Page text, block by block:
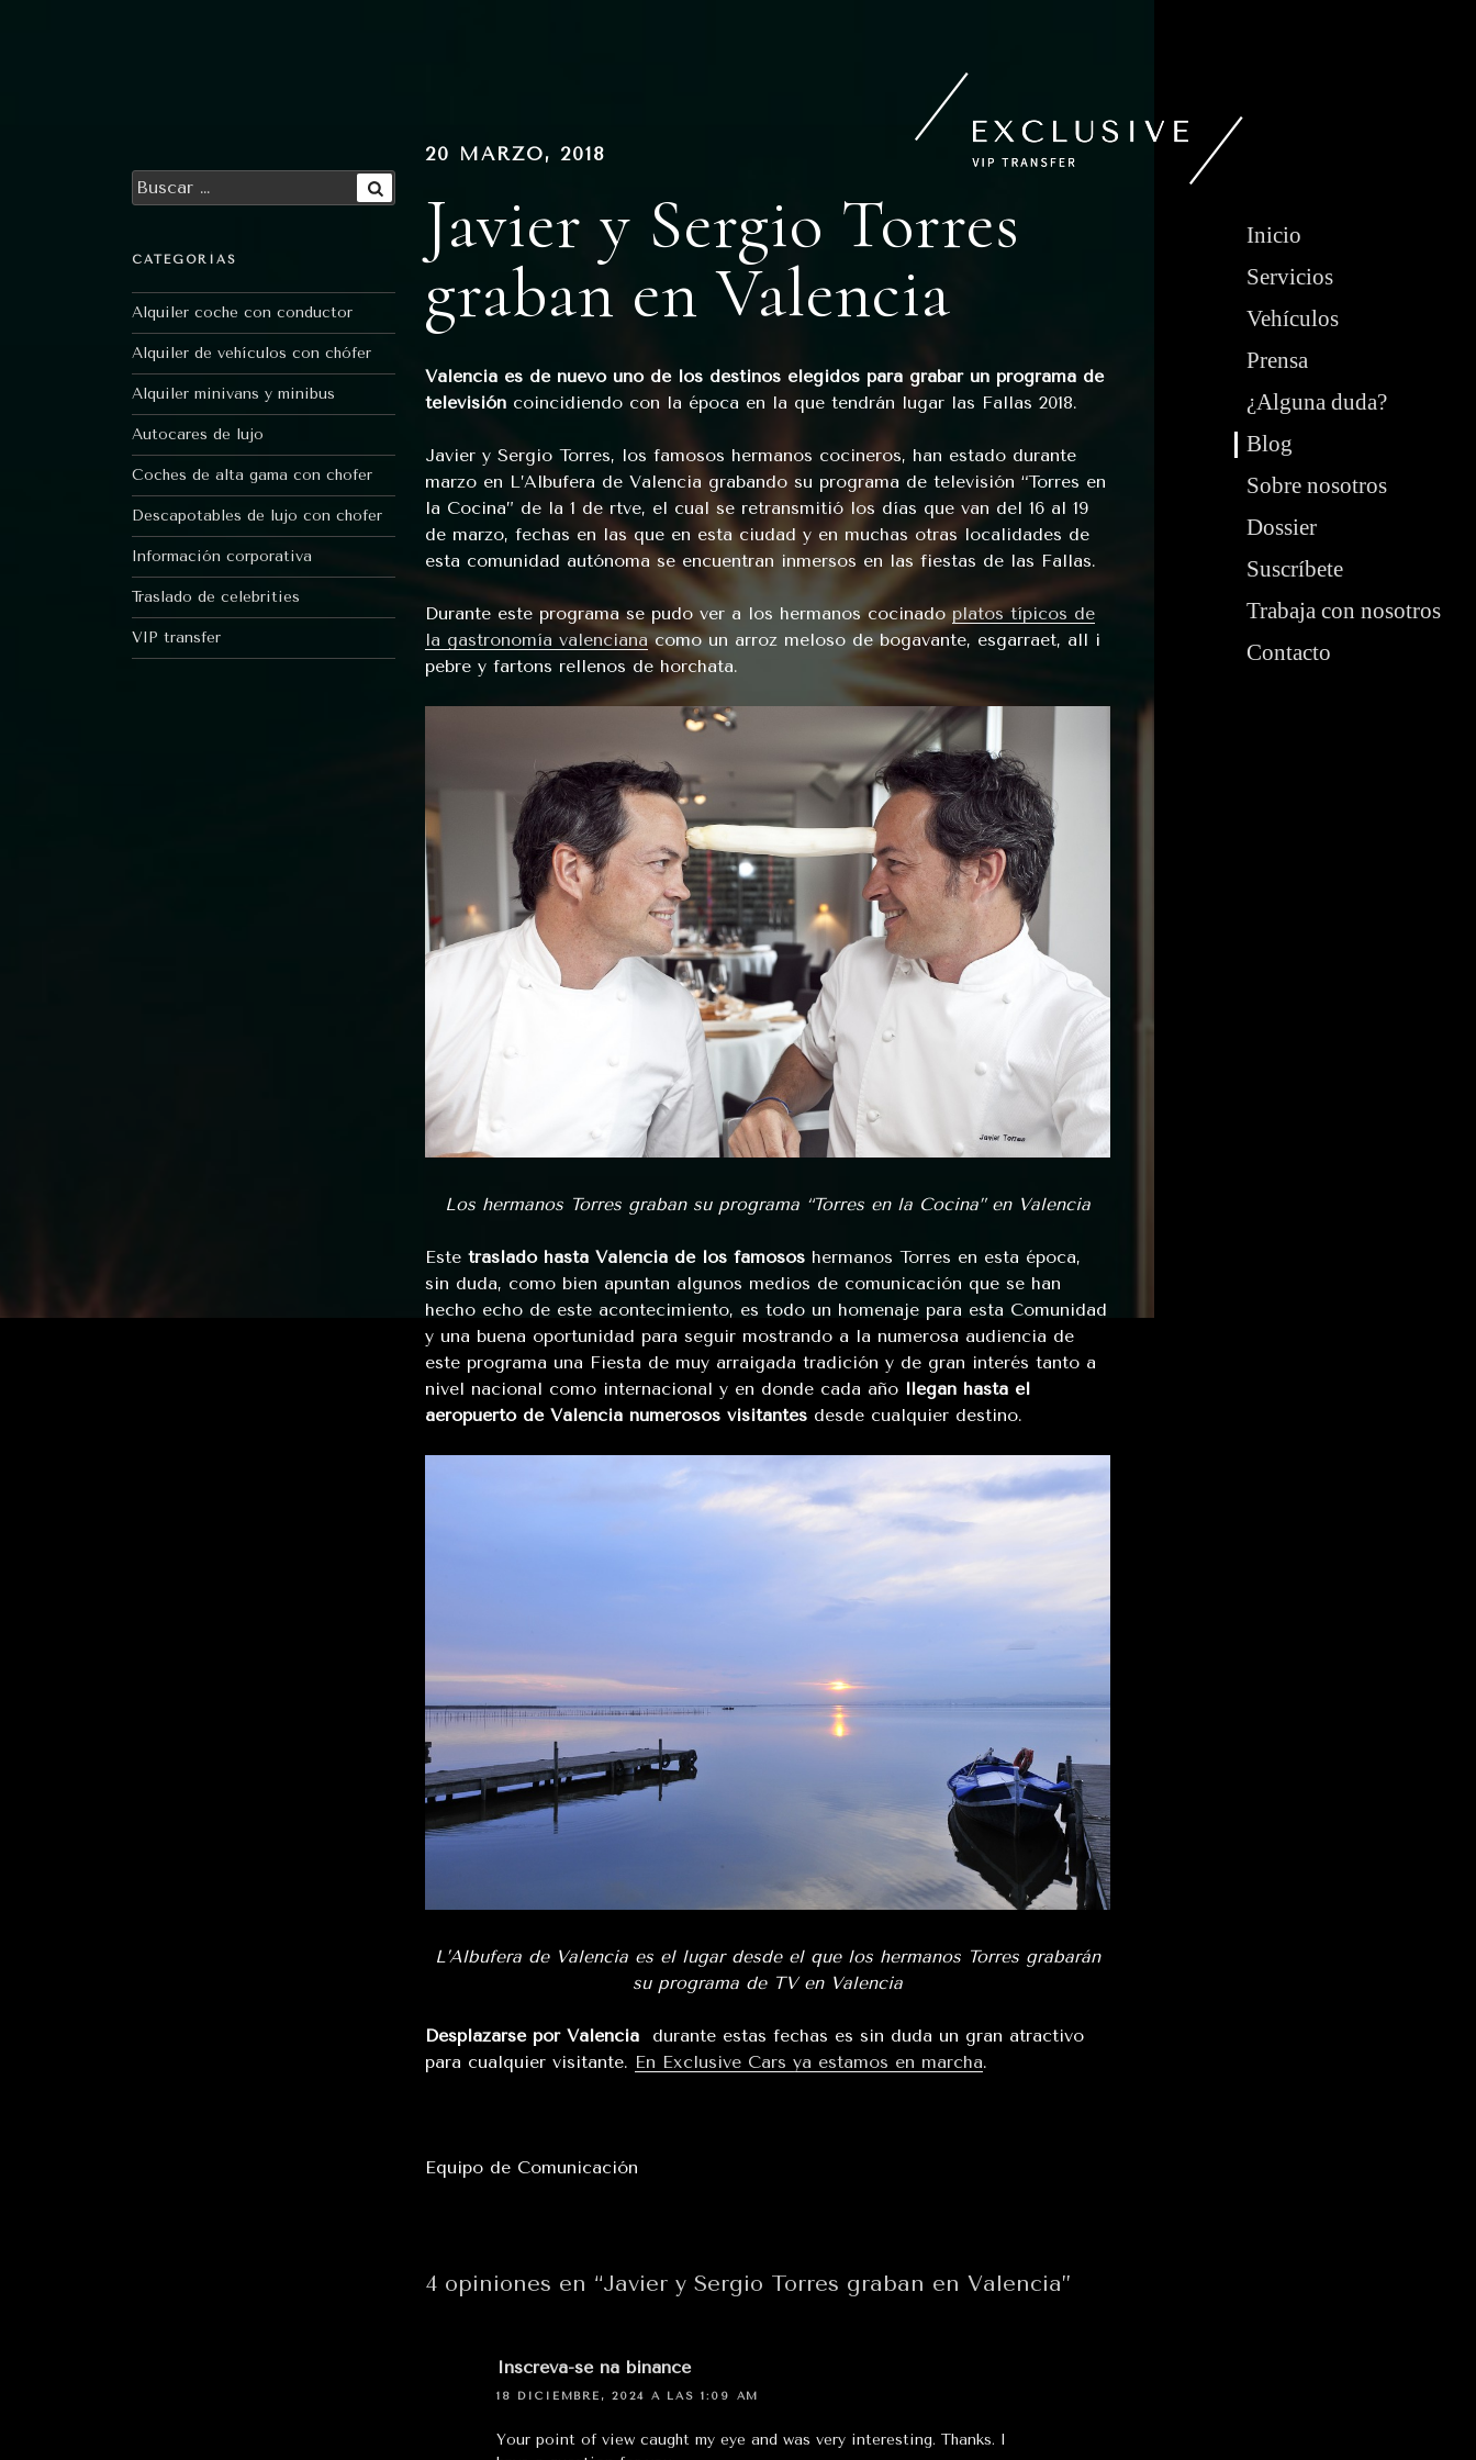
Inicio
Servicios
Vehículos
Prensa
¿Alguna duda?
Blog
Sobre nosotros
Dossier
Suscríbete
Trabaja con nosotros
Contacto
20 MARZO, 2018
Javier y Sergio Torres
graban en Valencia
Valencia es de nuevo uno de los destinos elegidos para grabar un programa de
televisión coincidiendo con la época en la que tendrán lugar las Fallas 2018.
Javier y Sergio Torres, los famosos hermanos cocineros, han estado durante
marzo en L’Albufera de Valencia grabando su programa de televisión “Torres en
la Cocina” de la 1 de rtve, el cual se retransmitió los días que van del 16 al 19
de marzo, fechas en las que en esta ciudad y en muchas otras localidades de
esta comunidad autónoma se encuentran inmersos en las fiestas de las Fallas.
Durante este programa se pudo ver a los hermanos cocinadoplatos típicos de
la gastronomía valencianacomo un arroz meloso de bogavante, esgarraet, all i
pebre y fartons rellenos de horchata.
Los hermanos Torres graban su programa “Torres en la Cocina” en Valencia
Este traslado hasta Valencia de los famosos hermanos Torres en esta época,
sin duda, como bien apuntan algunos medios de comunicación que se han
hecho echo de este acontecimiento, es todo un homenaje para esta Comunidad
y una buena oportunidad para seguir mostrando a la numerosa audiencia de
este programa una Fiesta de muy arraigada tradición y de gran interés tanto a
nivel nacional como internacional y en donde cada año llegan hasta el
aeropuerto de Valencia numerosos visitantes desde cualquier destino.
L’Albufera de Valencia es el lugar desde el que los hermanos Torres grabarán
su programa de TV en Valencia
Desplazarse por Valencia durante estas fechas es sin duda un gran atractivo
para cualquier visitante. En Exclusive Cars ya estamos en marcha.
Equipo de Comunicación
4 opiniones en “Javier y Sergio Torres graban en Valencia”
Inscreva-se na binance
18 DICIEMBRE, 2024 A LAS 1:09 AM
Your point of view caught my eye and was very interesting. Thanks. I
Buscar
por:
CATEGORÍAS
Alquiler coche con conductor
Alquiler de vehículos con chófer
Alquiler minivans y minibus
Autocares de lujo
Coches de alta gama con chofer
Descapotables de lujo con chofer
Información corporativa
Traslado de celebrities
VIP transfer